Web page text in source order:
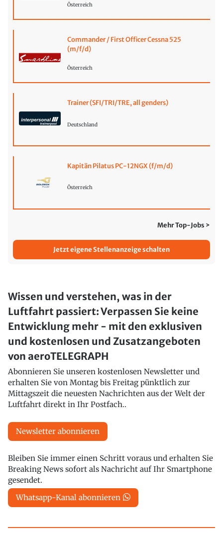
Österreich
Commander / First Officer Cessna 525
(m/f/d)
Österreich
Trainer (SFI/TRI/TRE, all genders)
Deutschland
Kapitän Pilatus PC-12NGX (f/m/d)
Österreich
Mehr Top-Jobs >
Jetzt eigene Stellenanzeige schalten
Wissen und verstehen, was in der
Luftfahrt passiert: Verpassen Sie keine
Entwicklung mehr - mit den exklusiven
und kostenlosen und Zusatzangeboten
von aeroTELEGRAPH
Abonnieren Sie unseren kostenlosen Newsletter und
erhalten Sie von Montag bis Freitag pünktlich zur
Mittagszeit die neuesten Nachrichten aus der Welt der
Luftfahrt direkt in Ihr Postfach..
Newsletter abonnieren
Bleiben Sie immer einen Schritt voraus und erhalten Sie
Breaking News sofort als Nachricht auf Ihr Smartphone
gesendet.
Whatsapp-Kanal abonnieren